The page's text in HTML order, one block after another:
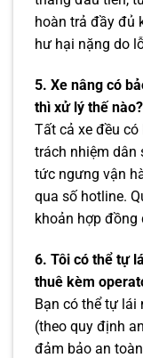
hoàn trả đầy đủ
hư hại nặng do
5. Xe nâng có
thì xử lý thế nào?
Tất cả xe đều
trách nhiệm dân
tức ngưng vận
qua số hotline.
khoản hợp đồng
6. Tôi có thể tự
thuê kèm
Bạn có thể tự lái
(theo quy định
đảm bảo an